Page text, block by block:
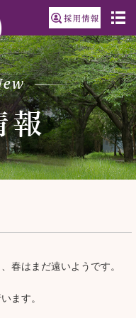
春はまだ遠いようです。
ます。